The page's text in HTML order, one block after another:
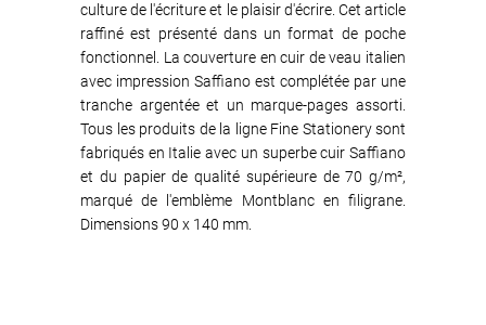
culture de l'écriture et le plaisir d'écrire. Cet article
raffiné est présenté dans un format de poche
fonctionnel. La couverture en cuir de veau italien
avec impression Saffiano est complétée par une
tranche argentée et un marque-pages assorti.
Tous les produits de la ligne Fine Stationery sont
fabriqués en Italie avec un superbe cuir Saffiano
et du papier de qualité supérieure de 70 g/m²,
marqué de l'emblème Montblanc en filigrane.
Dimensions 90 x 140 mm.